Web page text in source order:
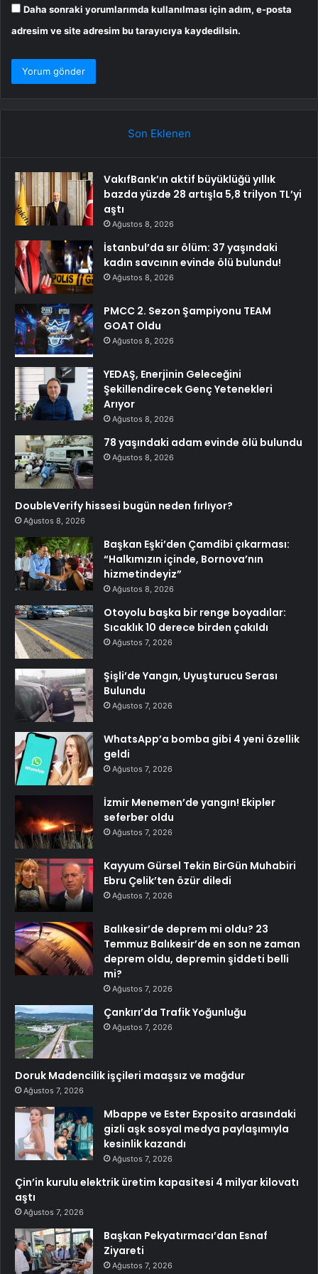
Daha sonraki yorumlarımda kullanılması için adım, e-posta
adresim ve site adresim bu tarayıcıya kaydedilsin.
Son Eklenen
VakıfBank’ın aktif büyüklüğü yıllık
bazda yüzde 28 artışla 5,8 trilyon TL’yi
aştı
Ağustos 8, 2026
İstanbul’da sır ölüm: 37 yaşındaki
kadın savcının evinde ölü bulundu!
Ağustos 8, 2026
PMCC 2. Sezon Şampiyonu TEAM
GOAT Oldu
Ağustos 8, 2026
YEDAŞ, Enerjinin Geleceğini
Şekillendirecek Genç Yetenekleri
Arıyor
Ağustos 8, 2026
78 yaşındaki adam evinde ölü bulundu
Ağustos 8, 2026
DoubleVerify hissesi bugün neden fırlıyor?
Ağustos 8, 2026
Başkan Eşki’den Çamdibi çıkarması:
“Halkımızın içinde, Bornova’nın
hizmetindeyiz”
Ağustos 8, 2026
Otoyolu başka bir renge boyadılar:
Sıcaklık 10 derece birden çakıldı
Ağustos 7, 2026
Şişli’de Yangın, Uyuşturucu Serası
Bulundu
Ağustos 7, 2026
WhatsApp’a bomba gibi 4 yeni özellik
geldi
Ağustos 7, 2026
İzmir Menemen’de yangın! Ekipler
seferber oldu
Ağustos 7, 2026
Kayyum Gürsel Tekin BirGün Muhabiri
Ebru Çelik’ten özür diledi
Ağustos 7, 2026
Balıkesir’de deprem mi oldu? 23
Temmuz Balıkesir’de en son ne zaman
deprem oldu, depremin şiddeti belli
mi?
Ağustos 7, 2026
Çankırı’da Trafik Yoğunluğu
Ağustos 7, 2026
Doruk Madencilik işçileri maaşsız ve mağdur
Ağustos 7, 2026
Mbappe ve Ester Exposito arasındaki
gizli aşk sosyal medya paylaşımıyla
kesinlik kazandı
Ağustos 7, 2026
Çin’in kurulu elektrik üretim kapasitesi 4 milyar kilovatı
aştı
Ağustos 7, 2026
Başkan Pekyatırmacı’dan Esnaf
Ziyareti
Ağustos 7, 2026